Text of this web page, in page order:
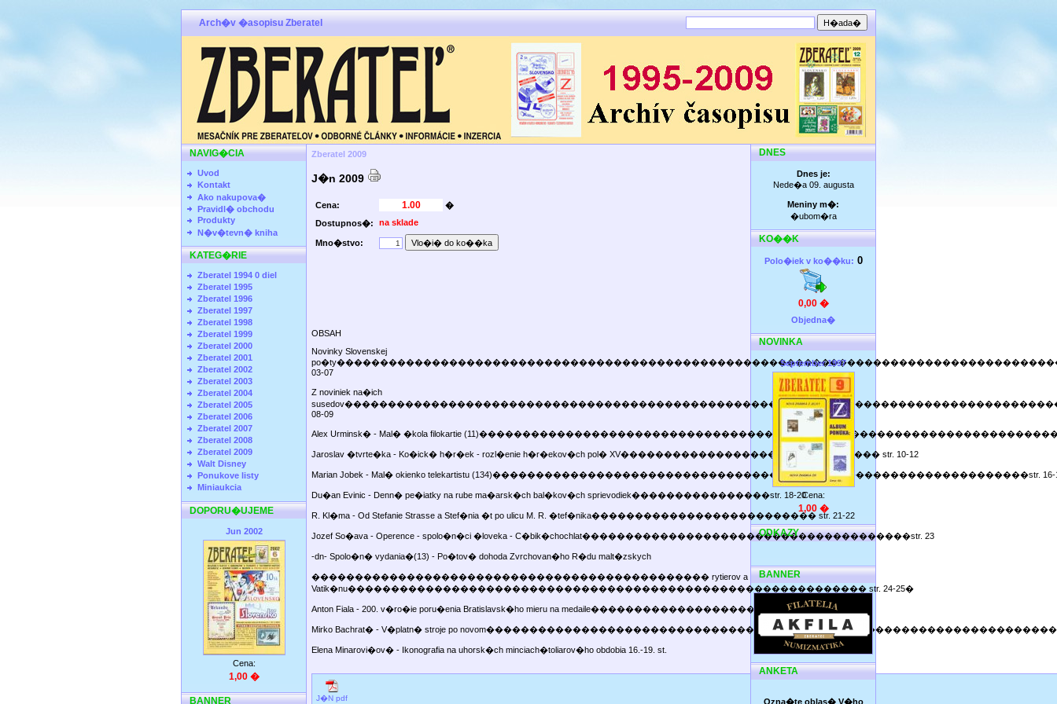
Arch�v �asopisu Zberatel
NAVIG�CIA
Uvod
Kontakt
Ako nakupova�
Pravidl� obchodu
Produkty
N�v�tevn� kniha
KATEG�RIE
Zberatel 1994 0 diel
Zberatel 1995
Zberatel 1996
Zberatel 1997
Zberatel 1998
Zberatel 1999
Zberatel 2000
Zberatel 2001
Zberatel 2002
Zberatel 2003
Zberatel 2004
Zberatel 2005
Zberatel 2006
Zberatel 2007
Zberatel 2008
Zberatel 2009
Walt Disney
Ponukove listy
Miniaukcia
DOPORU�UJEME
Jun 2002
Cena:
1,00 �
BANNER
Zberatel 2009
J�n 2009
Cena:
�
Dostupnos�:
na sklade
Mno�stvo:
OBSAH
Novinky Slovenskej
03-07
Z noviniek na�ich
08-09
Alex Urminsk� - Mal� �kola filokartie
Jaroslav �tvrte�ka - Ko�ick� h�r�ek - rozl�enie h�r�ekov�ch pol� XV������������������������������ str. 10-12
Marian Jobek - Mal� okienko telekartistu (134)��������������������������������������������������������������str. 16-
Du�an Evinic - Denn� pe�iatky na rube ma�arsk�ch bal�kov�ch sprievodiek����������������str. 18-20
R. Kl�ma - Od Stefanie Strasse a Stef�nia �t po ulicu M. R. �tef�nika�������������������������� str. 21-22
Jozef So�ava - Operence - spolo�n�ci �loveka - C�bik�chochlat��������������������������������������str. 23
-dn- Spolo�n� vydania�(13) - Po�tov� dohoda Zvrchovan�ho R�du malt�zskych
���������������������������������������������� rytierov a
Vatik�nu������������������������������������������������������������ str. 24-25�
Anton Fiala - 200. v�ro�ie poru�enia Bratislavsk�ho mieru na medaile��������������������������� str. 26
Mirko Bachrat� - V�platn� stroje po
Elena Minarovi�ov� - Ikonografia na uhorsk�ch minciach�toliarov�ho obdobia 16.-19. st.
J�N pdf
DNES
Dnes je:
Nede�a 09. augusta
Meniny m�:
�ubom�ra
KO��K
Polo�iek v ko��ku: 0
0,00 �
Objedna�
NOVINKA
September 1997
Cena:
1,00 �
ODKAZY
BANNER
ANKETA
Ozna�te oblas� V�ho